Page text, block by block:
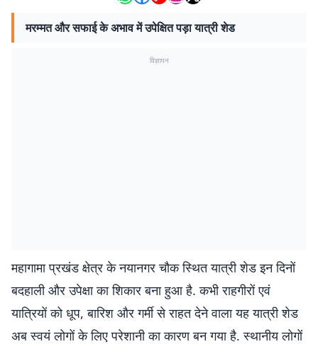
मरम्मत और सफाई के अभाव में उपेक्षित पड़ा यात्री शेड
विज्ञापन
महागामा प्रखंड क्षेत्र के नयानगर चौक स्थित यात्री शेड इन दिनों
बदहाली और उपेक्षा का शिकार बना हुआ है. कभी राहगीरों एवं
यात्रियों को धूप, बारिश और गर्मी से राहत देने वाला यह यात्री शेड
अब स्वयं लोगों के लिए परेशानी का कारण बन गया है. स्थानीय लोगों